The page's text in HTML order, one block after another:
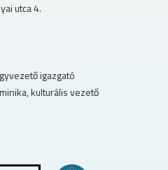
utca 4.
igazgató
kulturális vezető